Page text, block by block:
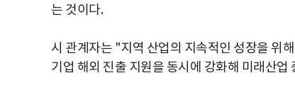
는 것이다.
시 관계자는 "지역 산업의 지속적인 성장을 위
기업 해외 진출 지원을 동시에 강화해 미래산